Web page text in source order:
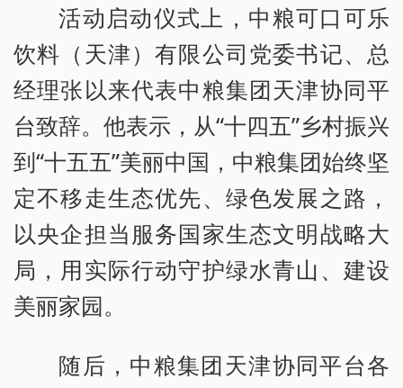
活动启动仪式上，中粮可口可乐
饮料（天津）有限公司党委书记、总
经理张以来代表中粮集团天津协同平
台致辞。他表示，从“十四五”乡村振兴
到“十五五”美丽中国，中粮集团始终坚
定不移走生态优先、绿色发展之路，
以央企担当服务国家生态文明战略大
局，用实际行动守护绿水青山、建设
美丽家园。
随后，中粮集团天津协同平台各